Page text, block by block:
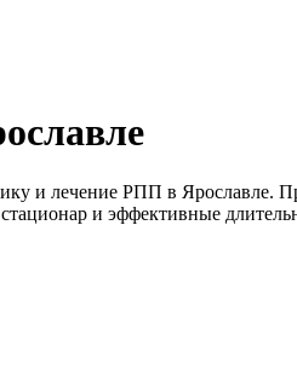
и лечение РПП в Ярославле.
и эффективные